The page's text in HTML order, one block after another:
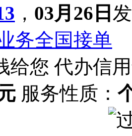
， 03月26日
务全国接单
给您 代办信
服务性质：